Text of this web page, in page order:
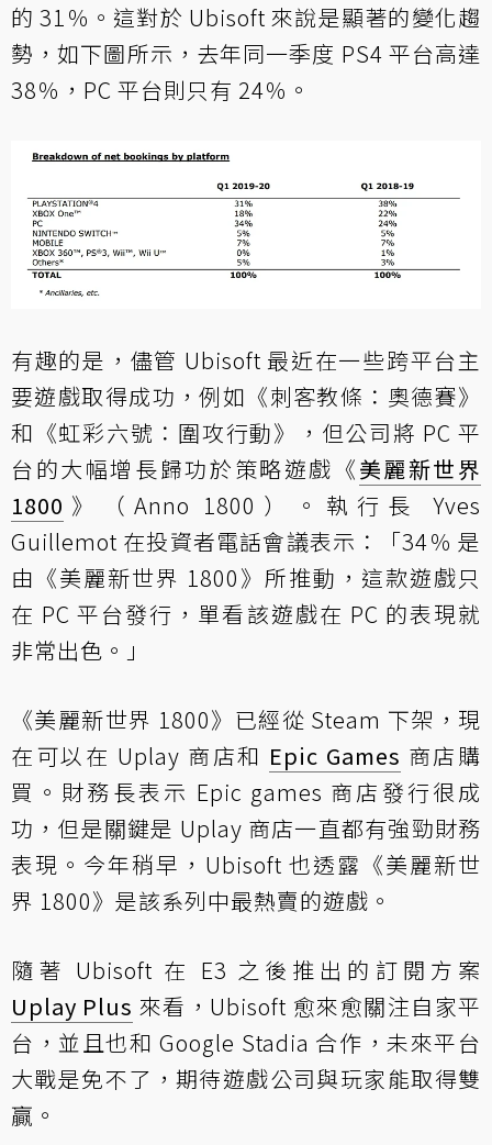
的 31％。這對於 Ubisoft 來說是顯著的變化趨
勢，如下圖所示，去年同一季度 PS4 平台高達
38％，PC 平台則只有 24％。
有趣的是，儘管 Ubisoft 最近在一些跨平台主
要遊戲取得成功，例如《刺客教條：奧德賽》
和《虹彩六號：圍攻行動》，但公司將 PC 平
台的大幅增長歸功於策略遊戲《美麗新世界
1800 》（Anno 1800）。執行長 Yves
Guillemot 在投資者電話會議表示：「34％ 是
由《美麗新世界 1800》所推動，這款遊戲只
在 PC 平台發行，單看該遊戲在 PC 的表現就
非常出色。」
《美麗新世界 1800》已經從 Steam 下架，現
在可以在 Uplay 商店和 Epic Games 商店購
買。財務長表示 Epic games 商店發行很成
功，但是關鍵是 Uplay 商店一直都有強勁財務
表現。今年稍早，Ubisoft 也透露《美麗新世
界 1800》是該系列中最熱賣的遊戲。
隨著 Ubisoft 在 E3 之後推出的訂閱方案
Uplay Plus 來看，Ubisoft 愈來愈關注自家平
台，並且也和 Google Stadia 合作，未來平台
大戰是免不了，期待遊戲公司與玩家能取得雙
贏。